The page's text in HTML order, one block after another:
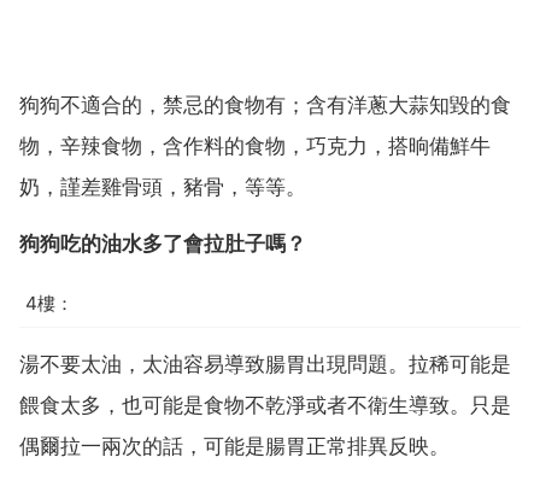
狗狗不適合的，禁忌的食物有；含有洋蔥大蒜知毀的食
物，辛辣食物，含作料的食物，巧克力，搭晌備鮮牛
奶，謹差雞骨頭，豬骨，等等。
狗狗吃的油水多了會拉肚子嗎？
4樓：
湯不要太油，太油容易導致腸胃出現問題。拉稀可能是
餵食太多，也可能是食物不乾淨或者不衛生導致。只是
偶爾拉一兩次的話，可能是腸胃正常排異反映。